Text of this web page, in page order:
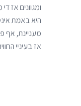
ומגוונים אז
היא באמת
מעניינת, אף
אז בעיניי